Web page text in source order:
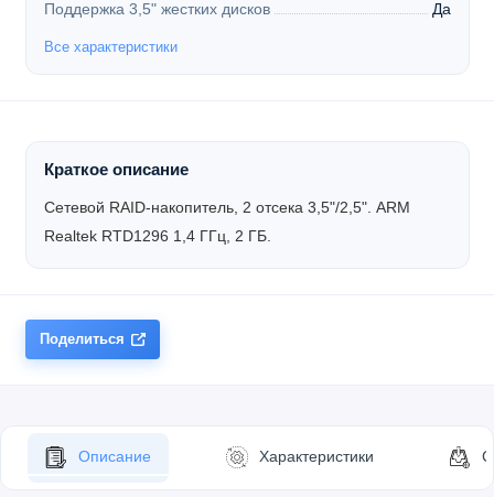
Поддержка 3,5" жестких дисков
Да
Все характеристики
Краткое описание
Сетевой RAID-накопитель, 2 отсека 3,5"/2,5". ARM
Realtek RTD1296 1,4 ГГц, 2 ГБ.
Поделиться
Описание Характеристики